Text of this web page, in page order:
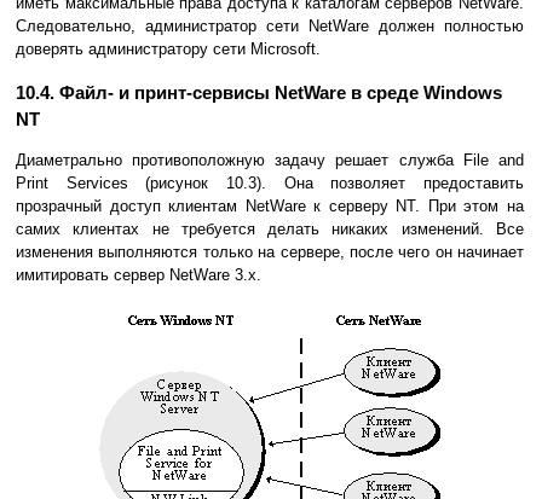
Следовательно, администратор сети NetWare должен полностью
доверять администратору сети Microsoft.
10.4. Файл- и принт-сервисы NetWare в среде Windows
NT
Диаметрально противоположную задачу решает служба File and
Print Services (рисунок 10.3). Она позволяет предоставить
прозрачный доступ клиентам NetWare к серверу NT. При этом на
самих клиентах не требуется делать никаких изменений. Все
изменения выполняются только на сервере, после чего он начинает
имитировать сервер NetWare 3.x.